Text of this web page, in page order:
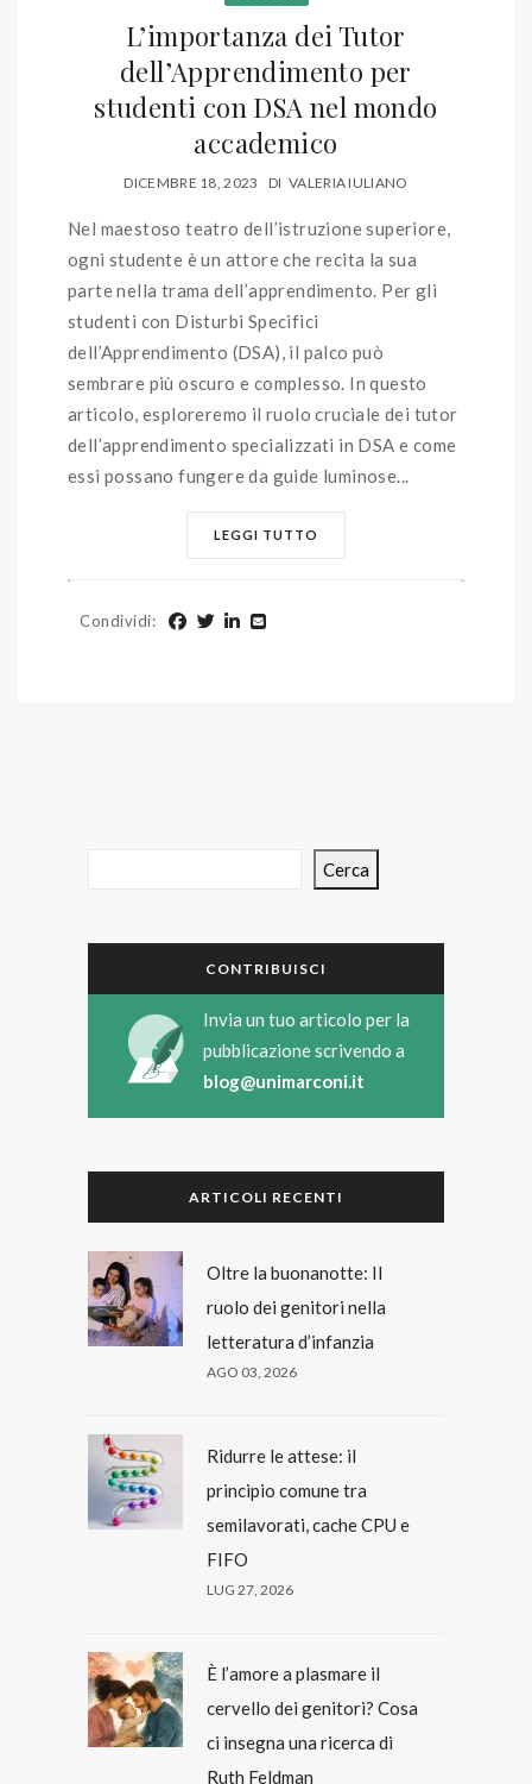
L’importanza dei Tutor
dell’Apprendimento per
studenti con DSA nel mondo
accademico
DICEMBRE 18, 2023 DI VALERIA IULIANO
Nel maestoso teatro dell’istruzione superiore,
ogni studente è un attore che recita la sua
parte nella trama dell’apprendimento. Per gli
studenti con Disturbi Specifici
dell’Apprendimento (DSA), il palco può
sembrare più oscuro e complesso. In questo
articolo, esploreremo il ruolo cruciale dei tutor
dell’apprendimento specializzati in DSA e come
essi possano fungere da guide luminose...
LEGGI TUTTO
Condividi:
Cerca
CONTRIBUISCI
Invia un tuo articolo per la
pubblicazione scrivendo a
blog@unimarconi.it
ARTICOLI RECENTI
Oltre la buonanotte: Il
ruolo dei genitori nella
letteratura d’infanzia
AGO 03, 2026
Ridurre le attese: il
principio comune tra
semilavorati, cache CPU e
FIFO
LUG 27, 2026
È l’amore a plasmare il
cervello dei genitori? Cosa
ci insegna una ricerca di
Ruth Feldman